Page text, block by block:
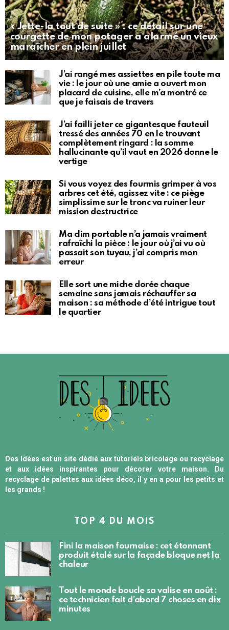
« Jette-la tout de suite » : ce détail sur une
courgette de mon potager a alarmé un vieux
maraîcher en plein juillet
J’ai rangé mes assiettes en pile toute ma
vie : le jour où une amie a ouvert mon
placard de cuisine, elle m’a montré ce
que je faisais de travers
J’ai failli jeter ce gigantesque fauteuil
tressé des années 70 en le trouvant
complètement ringard : la somme
hallucinante qu’il vaut en 2026 donne le
vertige
Si vous voyez des fourmis grimper à vos
arbres cet été, agissez vite : ce piège
simplissime sur le tronc va ruiner leur
mission destructrice
Ma clim portable n’a jamais vraiment
rafraîchi la pièce : le jour où j’ai vu où
passait son tuyau, j’ai compris mon
erreur
Elle sort une miche dorée chaque
semaine sans jamais réchauffer sa
maison : sa méthode d’été intrigue tout
le quartier
Des Idées est un site dédié aux tutoriels bricolage ou recyclage
et aux idées inspirantes pour décorer votre maison. Du
recyclage de palettes aux idées déco, il y en a pour les petits et
les grands !
TOP 4 DU MOIS
Fini la maison fournaise : cet étonnant
produit étalé sur la façade bloque net la
chaleur
Tout le monde boucle sa valise en août :
ce technicien fait d’abord 7 choses en dix
minutes